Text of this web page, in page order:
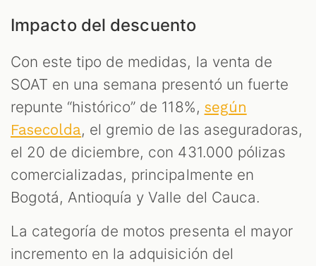
Impacto del descuento
Con este tipo de medidas, la venta de
SOAT en una semana presentó un fuerte
repunte “histórico” de 118%, según
Fasecolda, el gremio de las aseguradoras,
el 20 de diciembre, con 431.000 pólizas
comercializadas, principalmente en
Bogotá, Antioquía y Valle del Cauca.
La categoría de motos presenta el mayor
incremento en la adquisición del